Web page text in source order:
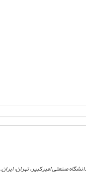
صنعتی امیرکبیر، تهران، ایران.